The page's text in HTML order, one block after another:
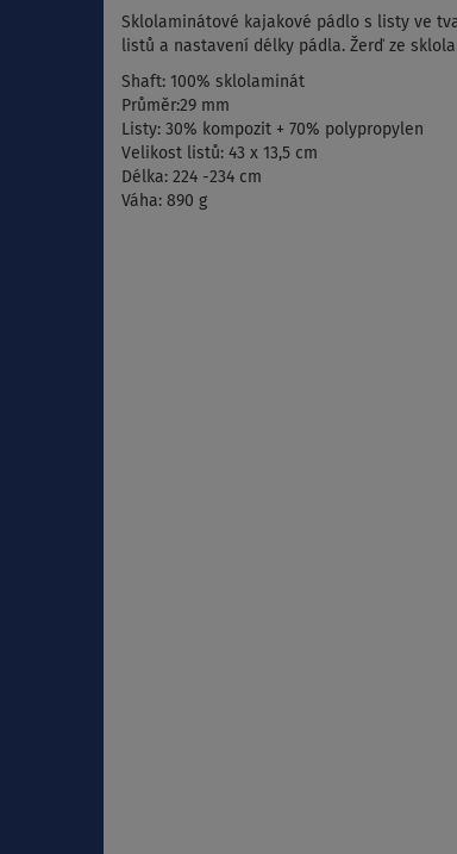
Sklolaminátové kajakové pádlo s listy ve
listů a nastavení délky pádla. Žerď ze
Shaft: 100% sklolaminát
Průměr:29 mm
Listy: 30% kompozit + 70% polypropylen
Velikost listů: 43 x 13,5 cm
Délka: 224 -234 cm
Váha: 890 g